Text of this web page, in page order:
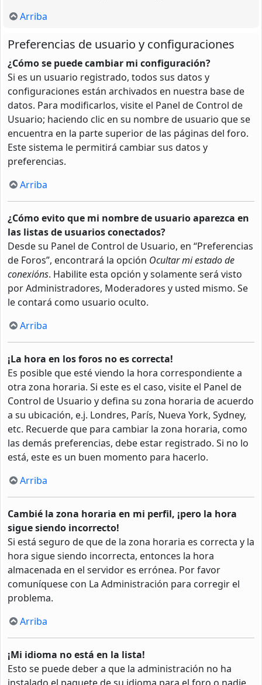
Arriba
Preferencias de usuario y configuraciones
¿Cómo se puede cambiar mi configuración?
Si es un usuario registrado, todos sus datos y
configuraciones están archivados en nuestra base de
datos. Para modificarlos, visite el Panel de Control de
Usuario; haciendo clic en su nombre de usuario que se
encuentra en la parte superior de las páginas del foro.
Este sistema le permitirá cambiar sus datos y
preferencias.
Arriba
¿Cómo evito que mi nombre de usuario aparezca en
las listas de usuarios conectados?
Desde su Panel de Control de Usuario, en “Preferencias
de Foros”, encontrará la opción Ocultar mi estado de
conexións. Habilite esta opción y solamente será visto
por Administradores, Moderadores y usted mismo. Se
le contará como usuario oculto.
Arriba
¡La hora en los foros no es correcta!
Es posible que esté viendo la hora correspondiente a
otra zona horaria. Si este es el caso, visite el Panel de
Control de Usuario y defina su zona horaria de acuerdo
a su ubicación, e.j. Londres, París, Nueva York, Sydney,
etc. Recuerde que para cambiar la zona horaria, como
las demás preferencias, debe estar registrado. Si no lo
está, este es un buen momento para hacerlo.
Arriba
Cambié la zona horaria en mi perfil, ¡pero la hora
sigue siendo incorrecto!
Si está seguro de que de la zona horaria es correcta y la
hora sigue siendo incorrecta, entonces la hora
almacenada en el servidor es errónea. Por favor
comuníquese con La Administración para corregir el
problema.
Arriba
¡Mi idioma no está en la lista!
Esto se puede deber a que la administración no ha